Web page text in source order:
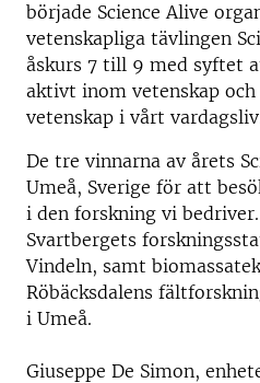
började Science Alive
vetenskapliga tävlingen
åskurs 7 till 9 med syftet
aktivt inom vetenskap
vetenskap i vårt
De tre vinnarna av årets
Umeå, Sverige för att
i den forskning vi
Svartbergets
Vindeln, samt
Röbäcksdalens
i Umeå.
Giuseppe De Simon,